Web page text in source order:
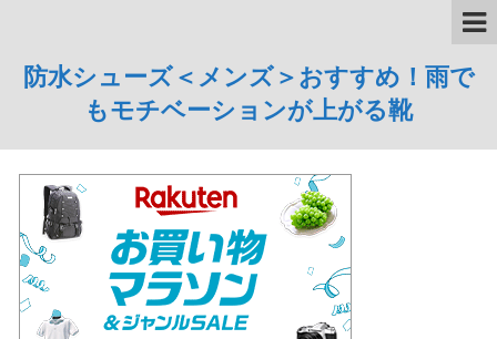
防水シューズ＜メンズ＞おすすめ！雨で
もモチベーションが上がる靴